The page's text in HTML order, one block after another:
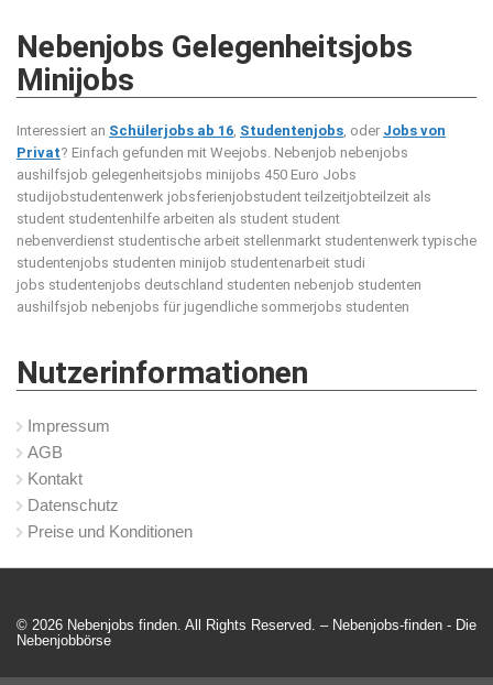
Nebenjobs Gelegenheitsjobs
Minijobs
Interessiert an Schülerjobs ab 16, Studentenjobs, oder Jobs von
Privat? Einfach gefunden mit Weejobs. Nebenjob nebenjobs
aushilfsjob gelegenheitsjobs minijobs 450 Euro Jobs
studijobstudentenwerk jobsferienjobstudent teilzeitjobteilzeit als
student studentenhilfe arbeiten als student student
nebenverdienst studentische arbeit stellenmarkt studentenwerk typische
studentenjobs studenten minijob studentenarbeit studi
jobs studentenjobs deutschland studenten nebenjob studenten
aushilfsjob nebenjobs für jugendliche sommerjobs studenten
Nutzerinformationen
Impressum
AGB
Kontakt
Datenschutz
Preise und Konditionen
© 2026 Nebenjobs finden. All Rights Reserved. – Nebenjobs-finden - Die
Nebenjobbörse